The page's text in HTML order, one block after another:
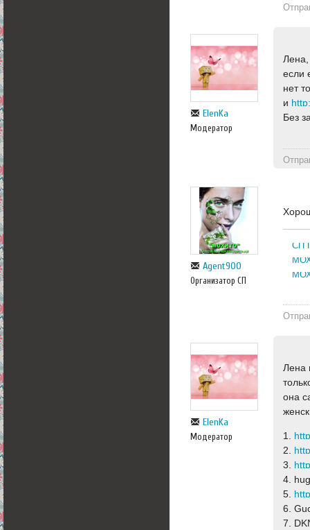
ElenKa
Модератор
Лена,
если
нет
и
Без
Agent900
Организатор СП
СП
ElenKa
Модератор
Лена
она
1.
2.
3.
4.
5.
6.
7.